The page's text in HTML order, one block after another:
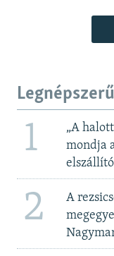
1
„A
mondja
2
A